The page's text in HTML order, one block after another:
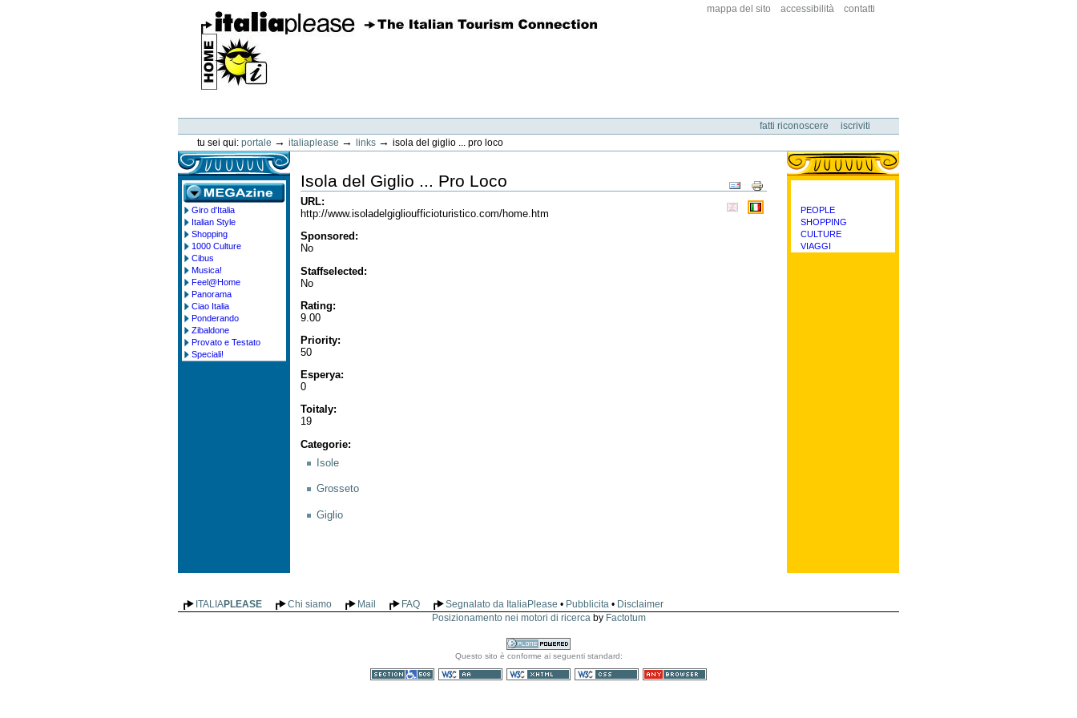
contenuti.
Spostati
navigazione
mappa del sito accessibilità contatti
personali
fatti riconoscere
iscriviti
tu sei qui: portale → italiaplease → links → isola del giglio ... pro loco
megazine
Giro d'Italia
Italian Style
Shopping
1000 Culture
Cibus
Musica!
Feel@Home
Panorama
Ciao Italia
Ponderando
Zibaldone
Provato e Testato
Speciali!
Azioni
sul
documento
Isola del Giglio ... Pro Loco
URL:
http://www.isoladelgiglioufficioturistico.com/home.htm
Sponsored :
No
Staffselected:
No
Rating:
9.00
Priority:
50
Esperya:
0
Toitaly:
19
Categorie:
Isole
Grosseto
Giglio
categorie
PEOPLE
SHOPPING
CULTURE
VIAGGI
ITALIAPLEASE Chi siamo Mail FAQ Segnalato da ItaliaPlease • Pubblicita • Disclaimer
Posizionamento nei motori di ricerca by Factotum
Realizzato
con Plone
Questo sito è conforme ai seguenti standard: